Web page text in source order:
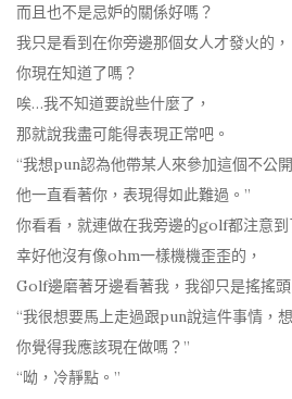
而且也不是忌妒的關係好嗎？
我只是看到在你旁邊那個女人才發火的，
你現在知道了嗎？
唉…我不知道要說些什麼了，
那就說我盡可能得表現正常吧。
“我想pun認為他帶某人來參加這個不公
他一直看著你，表現得如此難過。”
你看看，就連做在我旁邊的golf都注意到
幸好他沒有像ohm一樣機機歪歪的，
Golf邊磨著牙邊看著我，我卻只是搖搖頭
“我很想要馬上走過跟pun說這件事情，
你覺得我應該現在做嗎？”
“呦，冷靜點。”